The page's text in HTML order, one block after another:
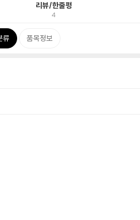
리뷰/한줄평
4
류 품목정보